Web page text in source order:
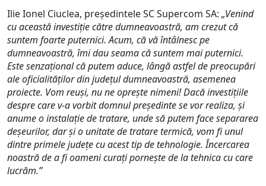
Ilie Ionel Ciuclea, președintele SC Supercom SA: „Venind
cu această investiție către dumneavoastră, am crezut că
suntem foarte puternici. Acum, că vă întâlnesc pe
dumneavoastră, îmi dau seama că suntem mai puternici.
Este senzațional că putem aduce, lângă astfel de preocupări
ale oficialităților din județul dumneavoastră, asemenea
proiecte. Vom reuși, nu ne oprește nimeni! Dacă investițiile
despre care v-a vorbit domnul președinte se vor realiza, și
anume o instalație de tratare, unde să putem face separarea
deșeurilor, dar și o unitate de tratare termică, vom fi unul
dintre primele județe cu acest tip de tehnologie. Încercarea
noastră de a fi oameni curați pornește de la tehnica cu care
lucrăm.”